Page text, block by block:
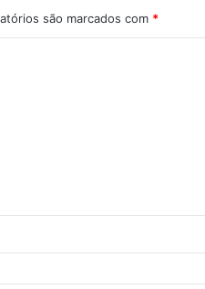
são marcados com *